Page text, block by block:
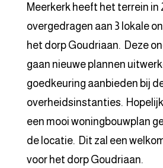
Meerkerk heeft het terrein in
overgedragen aan 3 lokale
het dorp Goudriaan. Deze
gaan nieuwe plannen
goedkeuring aanbieden bij
overheidsinstanties.
een mooi woningbouwplan
de locatie. Dit zal een
voor het dorp Goudriaan.